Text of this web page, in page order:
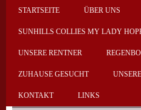
STARTSEITE ÜBER UNS
SUNHILLS COLLIES MY LADY
UNSERE RENTNER
ZUHAUSE GESUCHT
KONTAKT LINKS